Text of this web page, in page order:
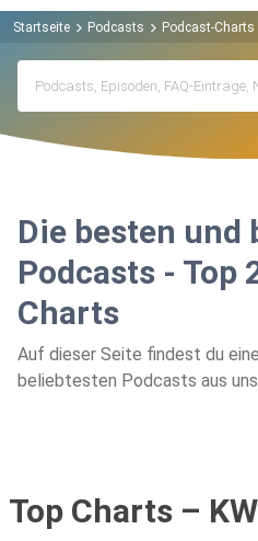
Startseite Podcasts Podcast-Charts
Die besten und
Podcasts - Top
Charts
Auf dieser Seite findest du
beliebtesten Podcasts aus
Top Charts –